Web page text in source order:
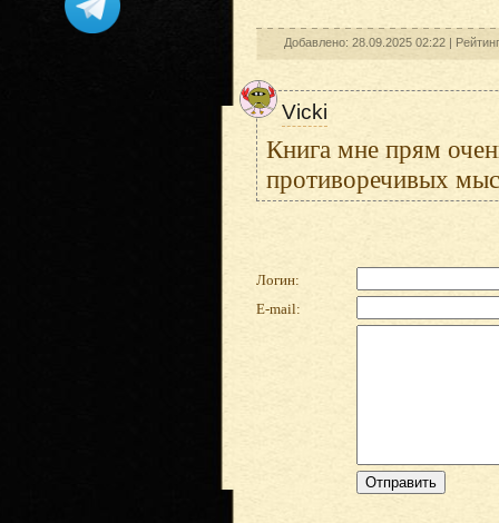
Добавлено: 28.09.2025 02:22 |
Vicki
Книга мне прям
противоречивых
Логин:
E-mail: